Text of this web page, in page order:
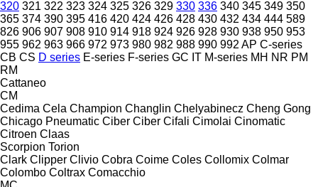
320 321 322 323 324 325 326 329 330 336 340 345 349 350
365 374 390 395 416 420 424 426 428 430 432 434 444 589
826 906 907 908 910 914 918 924 926 928 930 938 950 953
955 962 963 966 972 973 980 982 988 990 992 AP C-series
CB CS D series E-series F-series GC IT M-series MH NR PM
RM
Cattaneo
CM
Cedima Cela Champion Changlin Chelyabinecz Cheng Gong
Chicago Pneumatic Ciber Ciber Cifali Cimolai Cinomatic
Citroen Claas
Scorpion Torion
Clark Clipper Clivio Cobra Coime Coles Collomix Colmar
Colombo Coltrax Comacchio